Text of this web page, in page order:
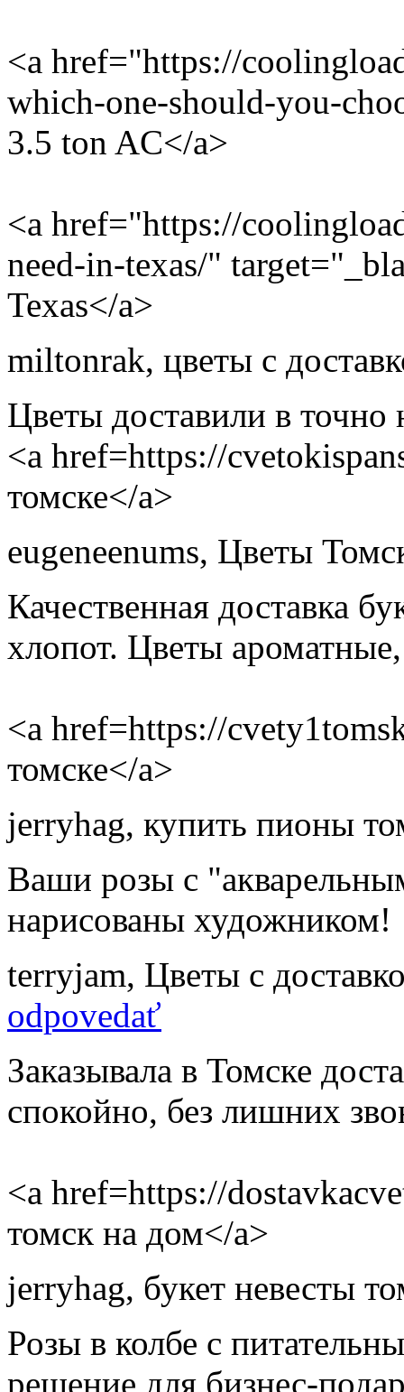
<a href="https://
which-one-should-you-
3.5 ton AC</a>
<a href="https://
need-in-texas/"
Texas</a>
miltonrak, цветы с
Цветы доставили в точно
<a href=https://
томске</a>
eugeneenums, Цветы
Качественная доставка
хлопот. Цветы
<a href=https://
томске</a>
jerryhag, купить пионы
Ваши розы с
нарисованы художником!
terryjam, Цветы с
odpovedať
Заказывала в Томске
спокойно, без лишних
<a href=https://
томск на дом</a>
jerryhag, букет невесты
Розы в колбе с
решение для бизнес-